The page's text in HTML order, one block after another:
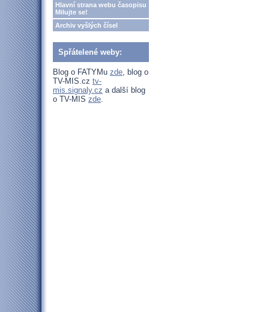
Hlavní strana webu časopisu
Milujte se!
Archiv vyšlých čísel
Spřátelené weby:
Blog o FATYMu zde, blog o
TV-MIS.cz tv-
mis.signaly.cz a další blog
o TV-MIS zde.